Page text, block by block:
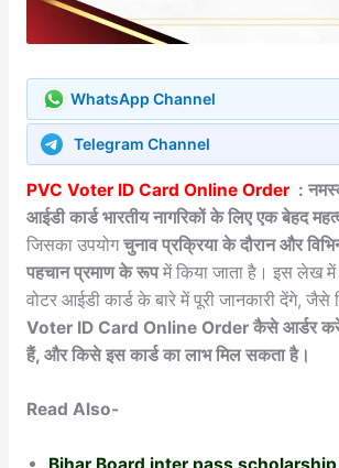
WhatsApp Channel
Telegram Channel
PVC Voter ID Card Online Order:
आईडी कार्ड भारतीय नागरिकों के लिए एक बेहद
जिसका उपयोगचुनाव प्रक्रिया के दौरान और
पहचान प्रमाण के रूपमें किया जाता है। इस लेख
वोटर आईडी कार्ड के बारे में पूरी जानकारी देंगे, जैसे
Voter ID Card Online Order कैसे आर्डर
हैं, और किसे इस कार्ड का लाभ मिल सकता है।
Read Also-